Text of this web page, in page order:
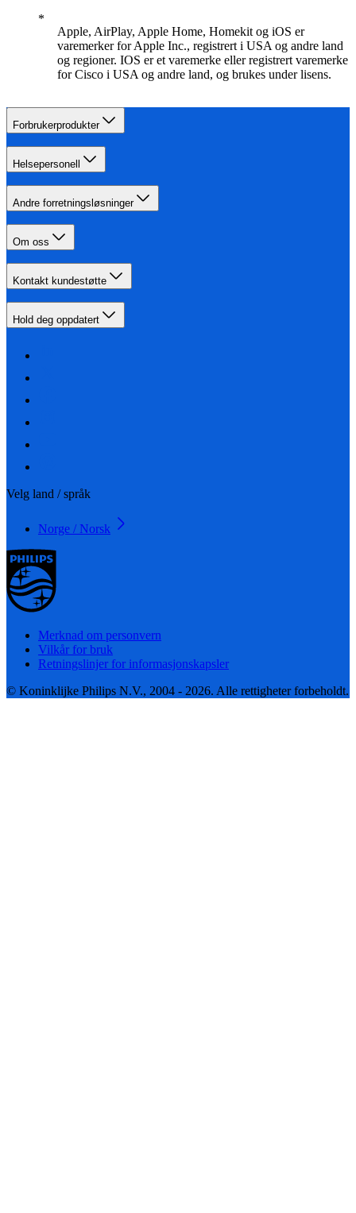
Apple, AirPlay, Apple Home, Homekit og iOS er
varemerker for Apple Inc., registrert i USA og andre land
og regioner. IOS er et varemerke eller registrert varemerke
for Cisco i USA og andre land, og brukes under lisens.
Forbrukerprodukter
Helsepersonell
Andre forretningsløsninger
Om oss
Kontakt kundestøtte
Hold deg oppdatert
Velg land / språk
Norge / Norsk
Merknad om personvern
Vilkår for bruk
Retningslinjer for informasjonskapsler
© Koninklijke Philips N.V., 2004 - 2026. Alle rettigheter forbeholdt.